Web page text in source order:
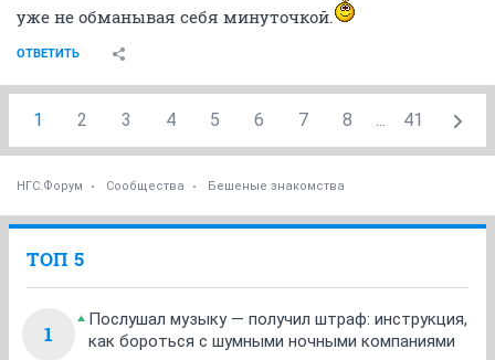
уже не обманывая себя минуточкой.
ОТВЕТИТЬ
1 2 3 4 5 6 7 8 ... 41
НГС.Форум Сообщества Бешеные знакомства
ТОП 5
1
Послушал музыку — получил штраф: инструкция,
как бороться с шумными ночными компаниями